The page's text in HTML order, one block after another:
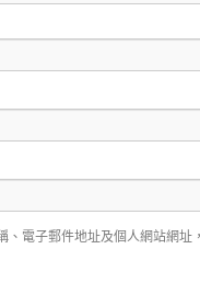
、電子郵件地址及個人網站網址